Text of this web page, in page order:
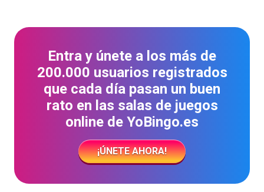
Entra y únete a los más de
200.000 usuarios registrados
que cada día pasan un buen
rato en las salas de juegos
online de YoBingo.es
¡ÚNETE AHORA!